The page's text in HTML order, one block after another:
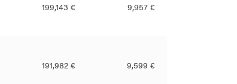
199,143 € 9,957 €
191,982 € 9,599 €